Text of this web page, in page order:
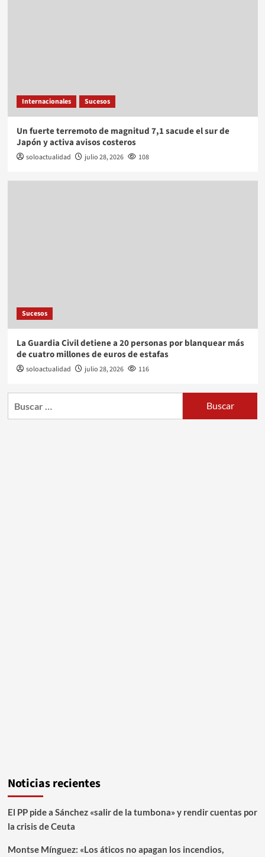
Internacionales Sucesos
Un fuerte terremoto de magnitud 7,1 sacude el sur de
Japón y activa avisos costeros
soloactualidad julio 28, 2026 108
Sucesos
La Guardia Civil detiene a 20 personas por blanquear más
de cuatro millones de euros de estafas
soloactualidad julio 28, 2026 116
Noticias recientes
El PP pide a Sánchez «salir de la tumbona» y rendir cuentas por
la crisis de Ceuta
Montse Mínguez: «Los áticos no apagan los incendios,